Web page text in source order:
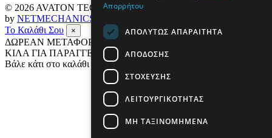
© 2026 AVATON TECH All rights reserved Designed & developed
by NETMECHANICS
Το Καλάθι Σου
×
ΔΩΡΕΑΝ ΜΕΤΑΦΟΡΙΚΑ ΣΕ ΟΛΗ ΤΗΝ ΕΛΛΑΔΑ ΕΩΣ 4
ΚΙΛΑ ΓΙΑ ΠΑΡΑΓΓΕΛΙΕΣ ΑΝΩ ΤΩΝ 69€
Βάλε κάτι στο καλάθι σου
Απορρήτου
ΑΠΟΛΎΤΩΣ ΑΠΑΡΑΊΤΗΤΑ
ΑΠΌΔΟΣΗΣ
ΣΤΌΧΕΥΣΗΣ
ΛΕΙΤΟΥΡΓΙΚΌΤΗΤΑΣ
ΜΗ ΤΑΞΙΝΟΜΗΜΈΝΑ